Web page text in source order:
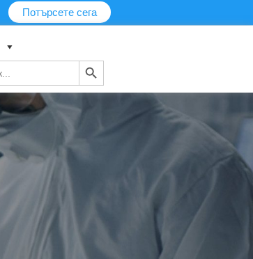
Потърсете сега
Бутон за търсене